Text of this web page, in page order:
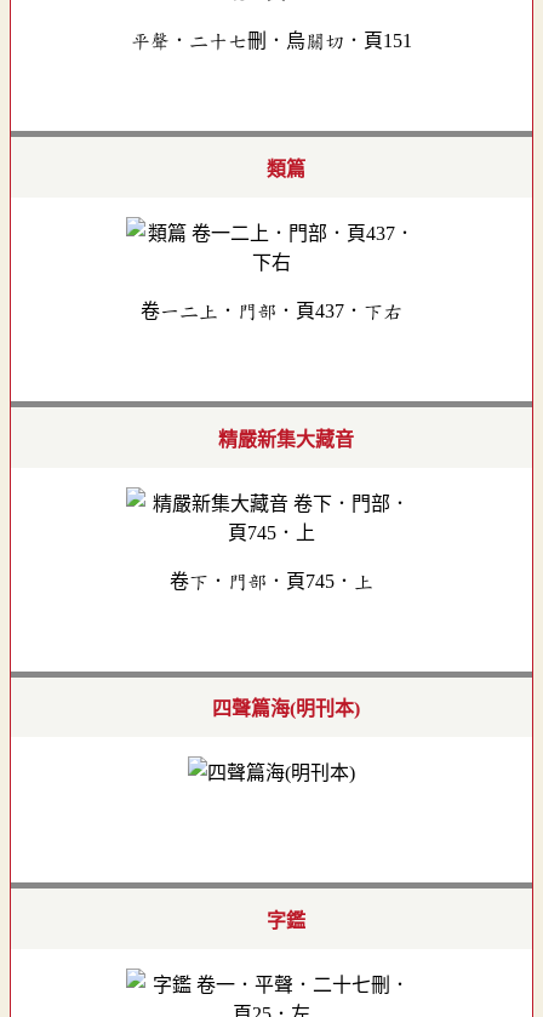
平聲．二十七刪．烏關切．頁151
類篇
卷一二上．門部．頁437．下右
精嚴新集大藏音
卷下．門部．頁745．上
四聲篇海(明刊本)
字鑑